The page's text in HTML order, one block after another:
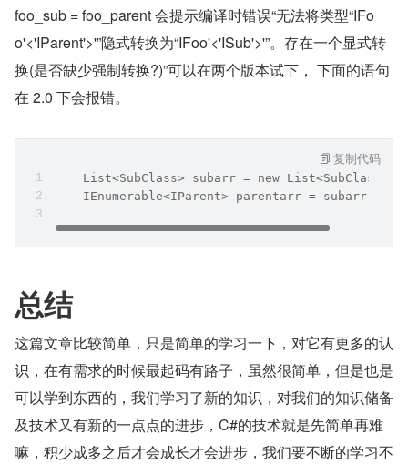
foo_sub = foo_parent 会提示编译时错误“无法将类型“IFo
o'<'IParent'>'”隐式转换为“IFoo'<'ISub'>'”。存在一个显式转
换(是否缺少强制转换?)”可以在两个版本试下， 下面的语句
在 2.0 下会报错。
List<SubClass> subarr = new
    IEnumerable<IParent> parentarr = subarr;
复制代码
总结
这篇文章比较简单，只是简单的学习一下，对它有更多的认
识，在有需求的时候最起码有路子，虽然很简单，但是也是
可以学到东西的，我们学习了新的知识，对我们的知识储备
及技术又有新的一点点的进步，C#的技术就是先简单再难
嘛，积少成多之后才会成长才会进步，我们要不断的学习不